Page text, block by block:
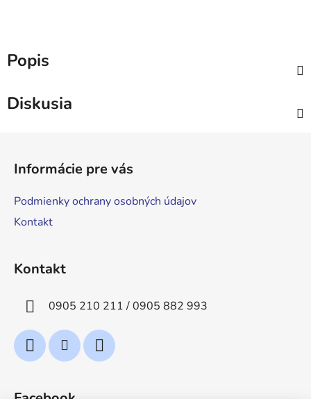
Popis
Diskusia
Informácie pre vás
Podmienky ochrany osobných údajov
Kontakt
Kontakt
0905 210 211 / 0905 882 993